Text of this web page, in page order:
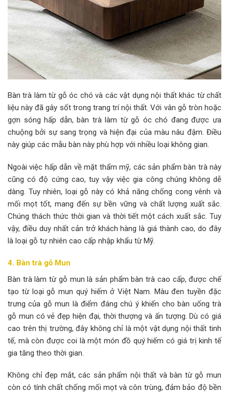
Bàn trà làm từ gỗ óc chó và các vật dụng nội thất khác từ chất
liệu này đã gây sốt trong trang trí nội thất. Với vân gỗ tròn hoặc
gợn sóng hấp dẫn, bàn trà làm từ gỗ óc chó đang được ưa
chuộng bởi sự sang trọng và hiện đại của màu nâu đậm. Điều
này giúp các mẫu bàn này phù hợp với nhiều loại không gian.
Ngoài việc hấp dẫn về mặt thẩm mỹ, các sản phẩm bàn trà này
cũng có độ cứng cao, tuy vậy việc gia công chúng không dễ
dàng. Tuy nhiên, loại gỗ này có khả năng chống cong vênh và
mối mọt tốt, mang đến sự bền vững và chất lượng xuất sắc.
Chúng thách thức thời gian và thời tiết một cách xuất sắc. Tuy
vậy, điều duy nhất cản trở khách hàng là giá thành cao, do đây
là loại gỗ tự nhiên cao cấp nhập khẩu từ Mỹ.
4. Bàn trà gỗ Mun
Bàn trà làm từ gỗ mun là sản phẩm bàn trà cao cấp, được chế
tạo từ loại gỗ mun quý hiếm ở Việt Nam. Màu đen tuyền đặc
trưng của gỗ mun là điểm đáng chú ý khiến cho bàn uống trà
gỗ mun có vẻ đẹp hiện đại, thời thượng và ấn tượng. Dù có giá
cao trên thị trường, đây không chỉ là một vật dụng nội thất tinh
tế, mà còn được coi là một món đồ quý hiếm có giá trị kinh tế
gia tăng theo thời gian.
Không chỉ đẹp mắt, các sản phẩm nội thất và bàn từ gỗ mun
còn có tính chất chống mối mọt và côn trùng, đảm bảo độ bền